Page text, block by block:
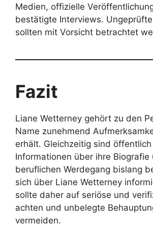
Medien, offizielle
bestätigte Interviews.
sollten mit Vorsicht betrachtet
Fazit
Liane Wetterney gehört zu den
Name zunehmend
erhält. Gleichzeitig sind
Informationen über ihre Biografie
beruflichen Werdegang bislang
sich über Liane Wetterney
sollte daher auf seriöse und
achten und unbelegte
vermeiden.